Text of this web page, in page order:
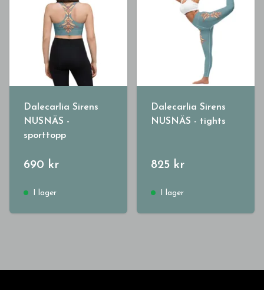
Dalecarlia Sirens
NUSNÄS -
sporttopp
690 kr
I lager
Dalecarlia Sirens
NUSNÄS - tights
825 kr
I lager